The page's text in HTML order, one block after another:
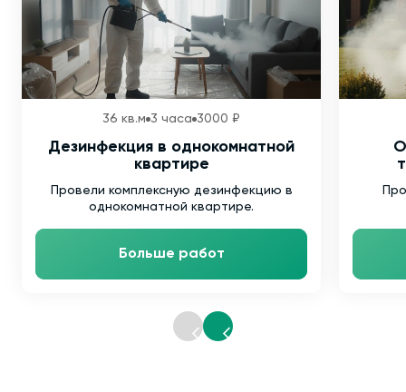
36 кв.м 3 часа 3000 ₽
Дезинфекция в однокомнатной
квартире
Провели комплексную дезинфекцию в
однокомнатной квартире.
Больше работ